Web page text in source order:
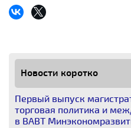
Новости коротко
Первый выпуск
торговая политика и
в ВАВТ